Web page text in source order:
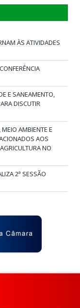
ÀS ATIVIDADES
E SANEAMENTO,
DISCUTIR
AMBIENTE E
AOS
NO
2ª SESSÃO